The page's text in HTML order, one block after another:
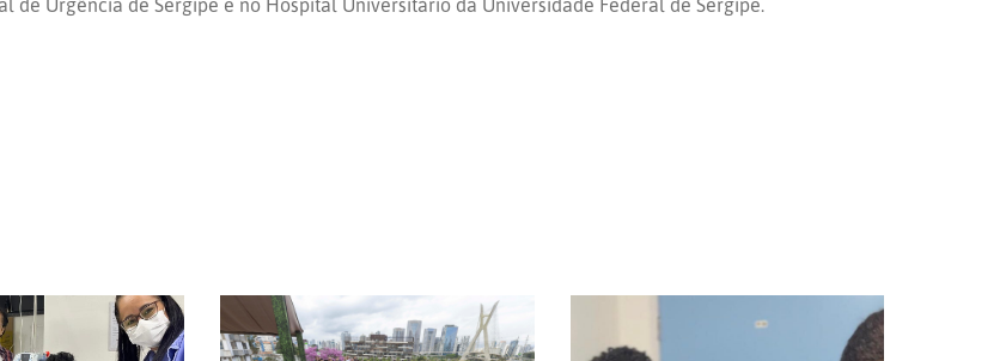
de Urgência de Sergipe e no Hospital Universitário da Universidade Federal de Sergipe.